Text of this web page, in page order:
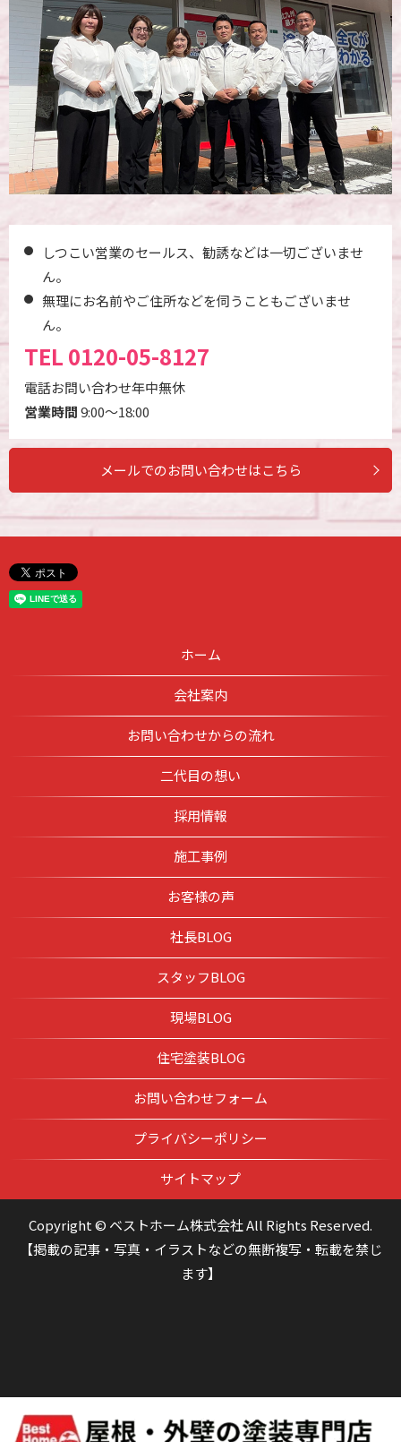
しつこい営業のセールス、勧誘などは一切ございませ
ん。
無理にお名前やご住所などを伺うこともございませ
ん。
TEL 0120-05-8127
電話お問い合わせ年中無休
営業時間9:00～18:00
メールでのお問い合わせはこちら
ホーム
会社案内
お問い合わせからの流れ
二代目の想い
採用情報
施工事例
お客様の声
社長BLOG
スタッフBLOG
現場BLOG
住宅塗装BLOG
お問い合わせフォーム
プライバシーポリシー
サイトマップ
Copyright © ベストホーム株式会社 All Rights Reserved.
【掲載の記事・写真・イラストなどの無断複写・転載を禁じ
ます】